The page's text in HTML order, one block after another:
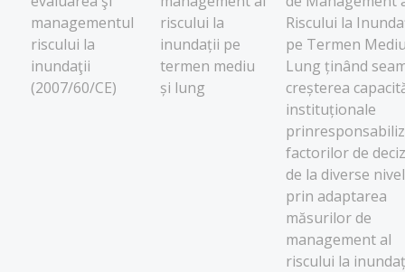
managementul
riscului la
inundaţii
(2007/60/CE)
riscului la
inundații pe
termen mediu
și lung
Riscului la
pe Termen
Lung ținând
creșterea
instituționale
factorilor de
de la diverse
prin adaptarea
măsurilor de
management al
riscului la